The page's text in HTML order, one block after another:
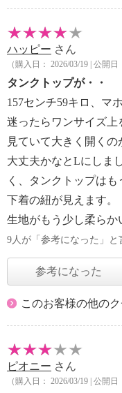
ハッピー さん
（購入日： 2026/03/19 | 公開日
タンクトップが・・
157センチ59キロ、マ
迷ったらワンサイズ
見ていて大きく開く
大丈夫かなとLにしま
く、タンクトップはも
下着の紐が見えます。
生地がもう少し柔らか
9人が「参考になった」と
参考になった
このお客様の他の
ピオニー さん
（購入日： 2026/03/19 | 公開日